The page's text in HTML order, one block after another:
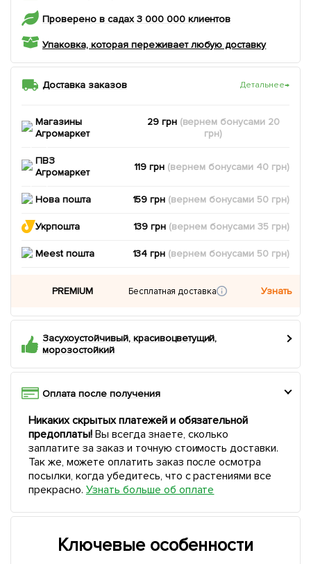
Проверено в садах 3 000 000 клиентов
Упаковка, которая переживает любую доставку
Доставка заказов Детальнее→
Магазины
Агромаркет
29 грн (вернем бонусами 20
грн)
ПВЗ
Агромаркет
119 грн (вернем бонусами 40 грн)
Нова пошта 159 грн (вернем бонусами 50 грн)
Укрпошта 139 грн (вернем бонусами35 грн)
Meest пошта 134 грн (вернем бонусами 50 грн)
PREMIUM Бесплатная доставка Узнать
Засухоустойчивый, красивоцветущий,
морозостойкий
Оплата после получения
Никаких скрытых платежей и обязательной
предоплаты!Вы всегда знаете, сколько
заплатите за заказ и точную стоимость доставки.
Так же, можете оплатить заказ после осмотра
посылки, когда убедитесь, что с растениями все
прекрасно. Узнать больше об оплате
Ключевые особенности